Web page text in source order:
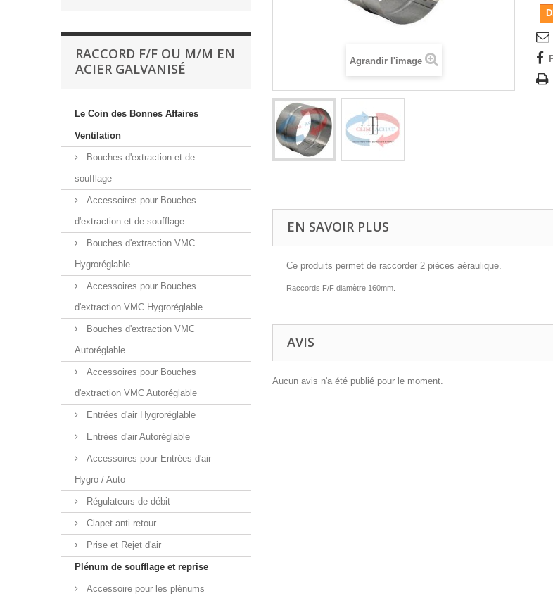
RACCORD F/F OU M/M EN
ACIER GALVANISÉ
Le Coin des Bonnes Affaires
Ventilation
Bouches d'extraction et de
soufflage
Accessoires pour Bouches
d'extraction et de soufflage
Bouches d'extraction VMC
Hygroréglable
Accessoires pour Bouches
d'extraction VMC Hygroréglable
Bouches d'extraction VMC
Autoréglable
Accessoires pour Bouches
d'extraction VMC Autoréglable
Entrées d'air Hygroréglable
Entrées d'air Autoréglable
Accessoires pour Entrées d'air
Hygro / Auto
Régulateurs de débit
Clapet anti-retour
Prise et Rejet d'air
Plénum de soufflage et reprise
Accessoire pour les plénums
Agrandir l'image
EN SAVOIR PLUS
Ce produits permet de raccorder 2 pièces aéraulique.
Raccords F/F diamètre 160mm.
AVIS
Aucun avis n'a été publié pour le moment.